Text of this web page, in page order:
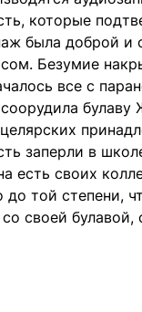
которые
была доброй и
Безумие
все с
булаву
заперли в
есть своих
той степени,
со своей